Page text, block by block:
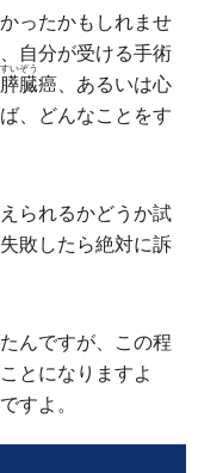
ったかもしれませ
自分が受ける手術
膵臓
すいぞう
癌、あるいは心
、どんなことをす
られるかどうか試
敗したら絶対に訴
んですが、この程
とになりますよ
すよ。